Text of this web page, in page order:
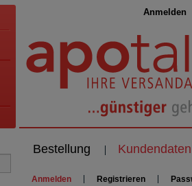
Anmelden
Bestellung Kundendaten
Anmelden Registrieren